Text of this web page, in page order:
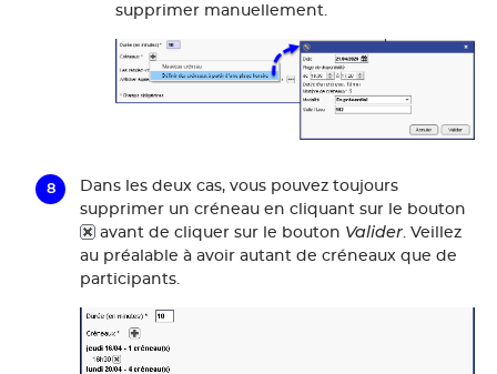
supprimer manuellement.
Dans les deux cas, vous pouvez toujours
supprimer un créneau en cliquant sur le bouton
avant de cliquer sur le bouton Valider . Veillez
au préalable à avoir autant de créneaux que de
participants.